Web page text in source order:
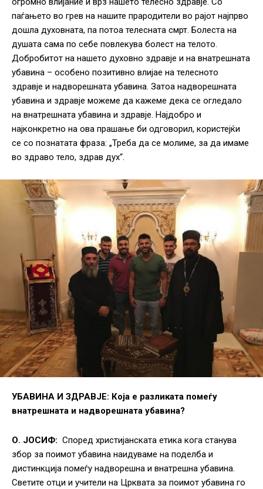
паѓањето во грев на нашите прародители во рајот најпрво
дошла духовната, па потоа телесната смрт. Болеста на
душата сама по себе повлекува болест на телото.
Добробитот на нашето духовно здравје и на внатрешната
убавина – особено позитивно влијае на телесното
здравје и надворешната убавина. Затоа надворешната
убавина и здравје можеме да кажеме дека се огледало
на внатрешната убавина и здравје. Најдобро и
најконкретно на ова прашање би одговорил, користејќи
се со познатата фраза: „Треба да се молиме, за да имаме
во здраво тело, здрав дух“.
УБАВИНА И ЗДРАВЈЕ: Која е разликата помеѓу
внатрешната и надворешната убавина?
О. ЈОСИФ: Според христијанската етика кога станува
збор за поимот убавина наидуваме на поделба и
дистинкција помеѓу надворешна и внатрешна убавина.
Светите отци и учители на Црквата за поимот убавина го